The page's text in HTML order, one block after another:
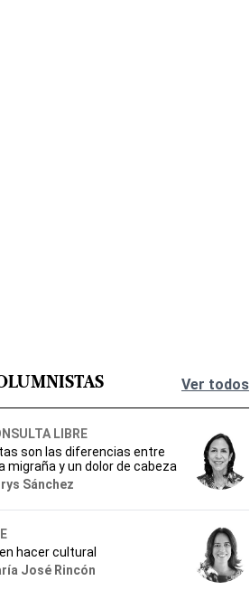
Ver todos
LIBRE
son las diferencias entre
migraña y un dolor de cabeza
Sánchez
hacer cultural
José Rincón